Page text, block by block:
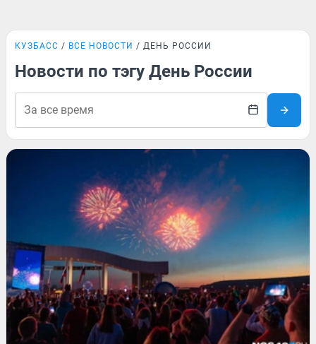
КУЗБАСС ВСЕ НОВОСТИ ДЕНЬ РОССИИ
Новости по тэгу День России